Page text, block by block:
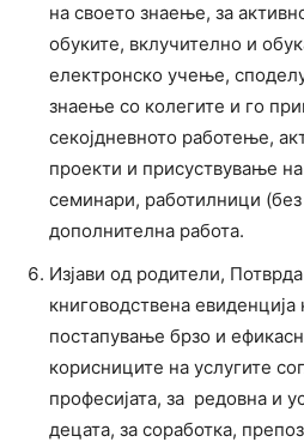
на своето знаење, за
обуките, вклучително и
електронско учење,
знаење со колегите и го
секојдневното работење,
проекти и присуствување
семинари, работилници
дополнителна работа.
Изјави од родители,
книговодствена евиденција
постапување брзо и
корисниците на услугите
професијата, за редовна и
децата, за соработка,